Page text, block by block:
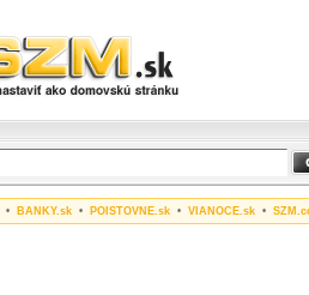
• BANKY.sk • POISTOVNE.sk • VIANOCE.sk •